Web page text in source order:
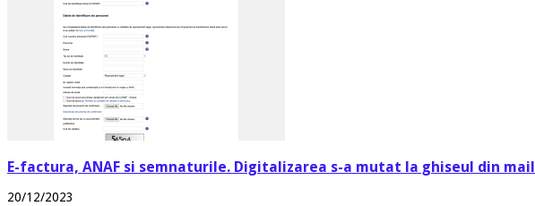
E-factura, ANAF si semnaturile. Digitalizarea s-a mutat la ghiseul din mail
20/12/2023